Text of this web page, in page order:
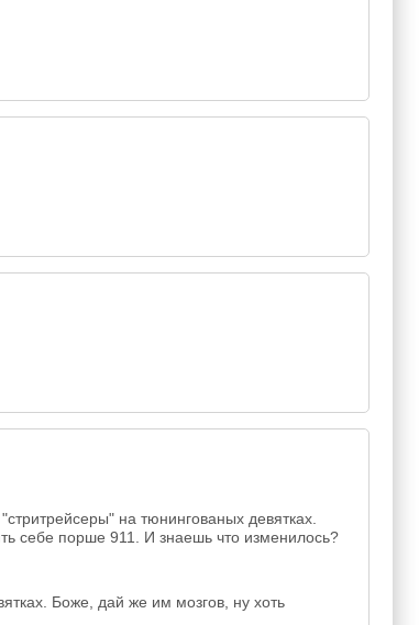
на тюнингованых девятках.
себе порше 911. И знаешь что изменилось?
Боже, дай же им мозгов, ну хоть